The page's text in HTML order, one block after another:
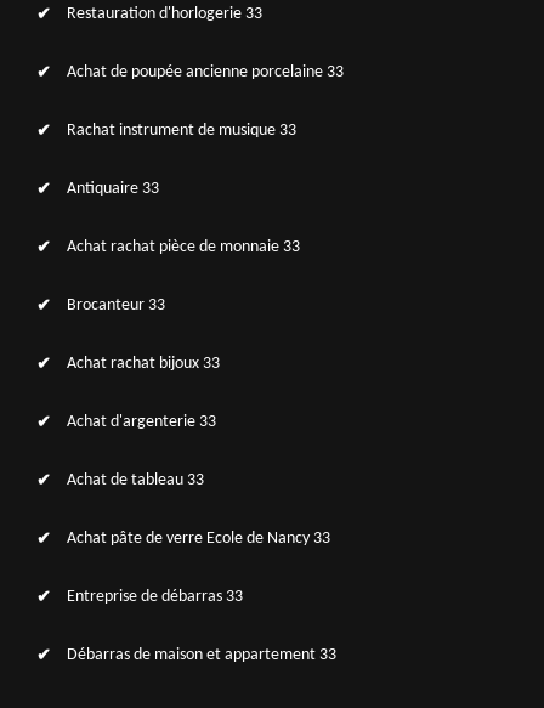
Restauration d'horlogerie 33
Achat de poupée ancienne porcelaine 33
Rachat instrument de musique 33
Antiquaire 33
Achat rachat pièce de monnaie 33
Brocanteur 33
Achat rachat bijoux 33
Achat d'argenterie 33
Achat de tableau 33
Achat pâte de verre Ecole de Nancy 33
Entreprise de débarras 33
Débarras de maison et appartement 33